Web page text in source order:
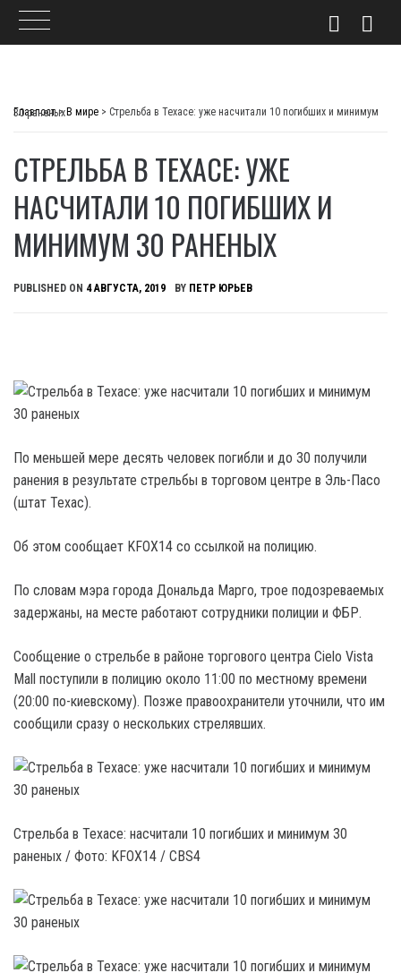
Главпост> В мире >
Стрельба в Техасе: уже насчитали 10 погибших и минимум 30 раненых
СТРЕЛЬБА В ТЕХАСЕ: УЖЕ
НАСЧИТАЛИ 10 ПОГИБШИХ И
МИНИМУМ 30 РАНЕНЫХ
PUBLISHED ON 4 АВГУСТА, 2019 BY ПЕТР ЮРЬЕВ
По меньшей мере десять человек погибли и до 30 получили
ранения в результате стрельбы в торговом центре в Эль-Пасо
(штат Техас).
Об этом сообщает KFOX14 со ссылкой на полицию.
По словам мэра города Дональда Марго, трое подозреваемых
задержаны, на месте работают сотрудники полиции и ФБР.
Сообщение о стрельбе в районе торгового центра Cielo Vista
Mall поступили в полицию около 11:00 по местному времени
(20:00 по-киевскому). Позже правоохранители уточнили, что им
сообщили сразу о нескольких стрелявших.
Стрельба в Техасе: насчитали 10 погибших и минимум 30
раненых / Фото: KFOX14 / CBS4